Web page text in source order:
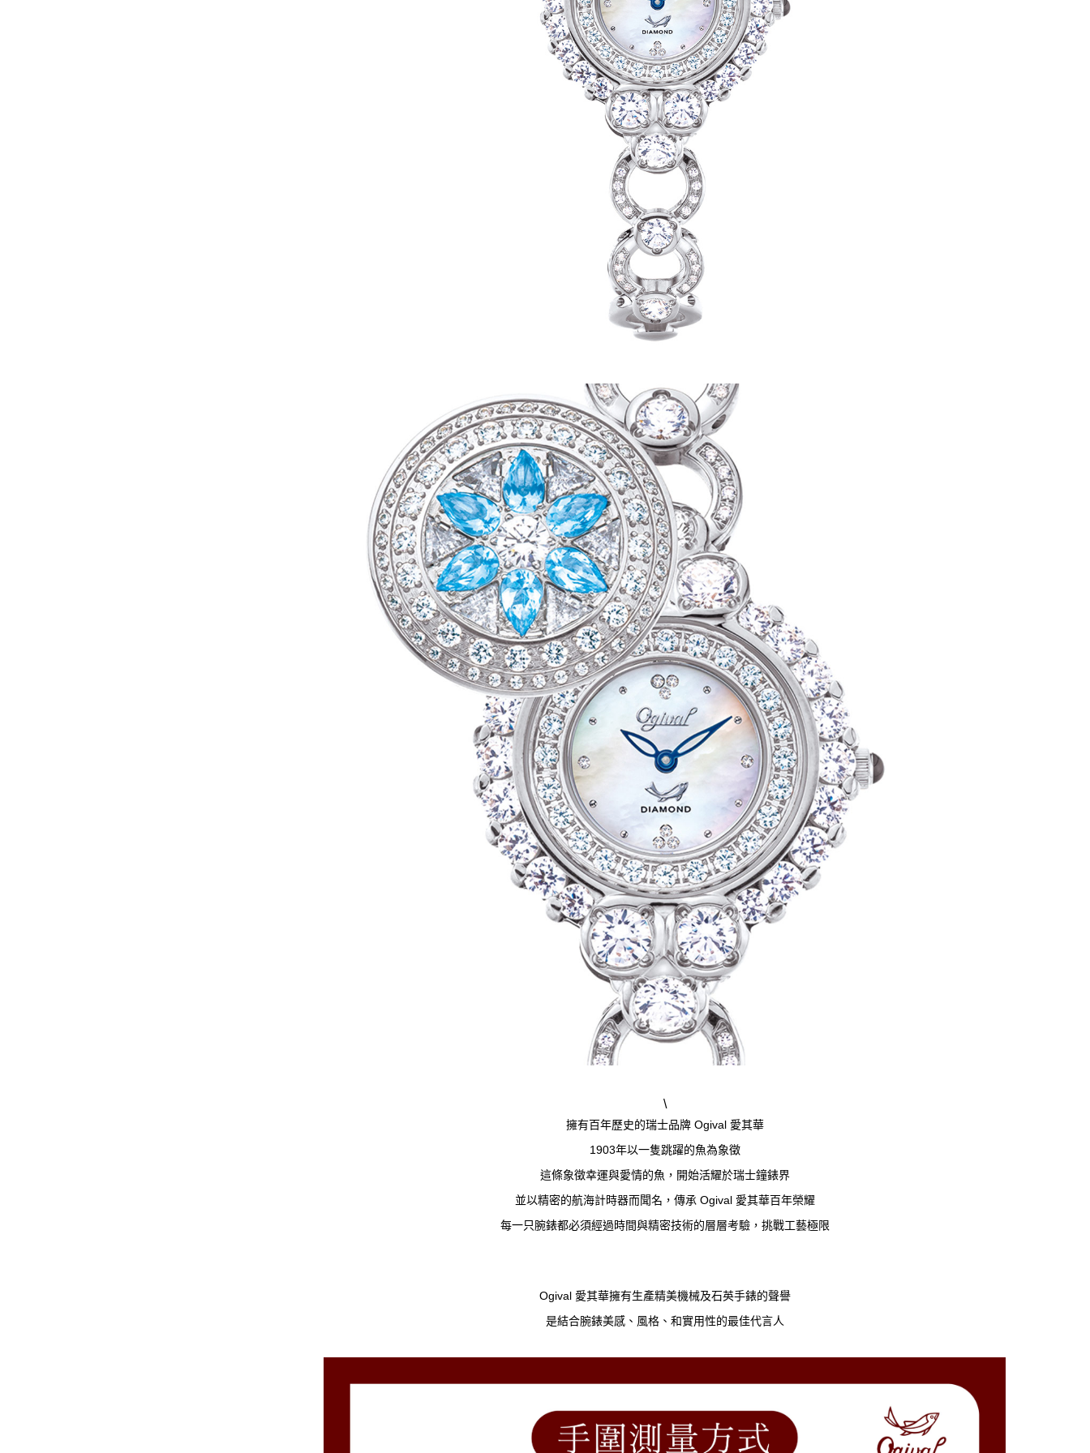
\
擁有百年歷史的瑞士品牌 Ogival 愛其華
1903年以一隻跳躍的魚為象徵
這條象徵幸運與愛情的魚，開始活耀於瑞士鐘錶界
並以精密的航海計時器而聞名，傳承 Ogival 愛其華百年榮耀
每一只腕錶都必須經過時間與精密技術的層層考驗，挑戰工藝極限
Ogival 愛其華擁有生產精美機械及石英手錶的聲譽
是結合腕錶美感、風格、和實用性的最佳代言人